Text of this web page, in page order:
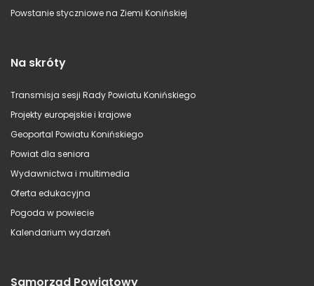
Powstanie styczniowe na Ziemi Konińskiej
Na skróty
Transmisja sesji Rady Powiatu Konińskiego
Projekty europejskie i krajowe
Geoportal Powiatu Konińskiego
Powiat dla seniora
Wydawnictwa i multimedia
Oferta edukacyjna
Pogoda w powiecie
Kalendarium wydarzeń
Samorząd Powiatowy